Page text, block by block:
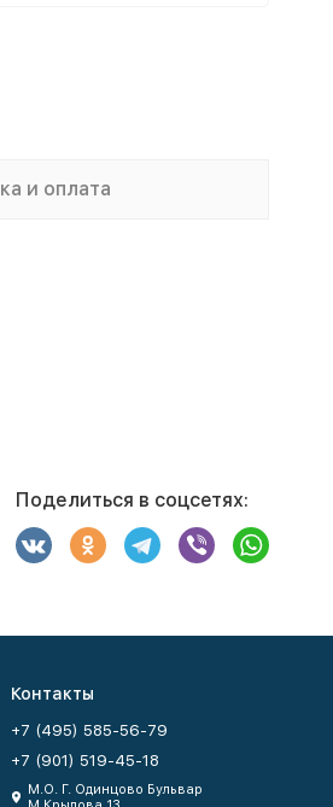
и оплата
Поделиться в соцсетях:
Контакты
+7 (495) 585-56-79
+7 (901) 519-45-18
М.О. Г. Одинцово Бульвар